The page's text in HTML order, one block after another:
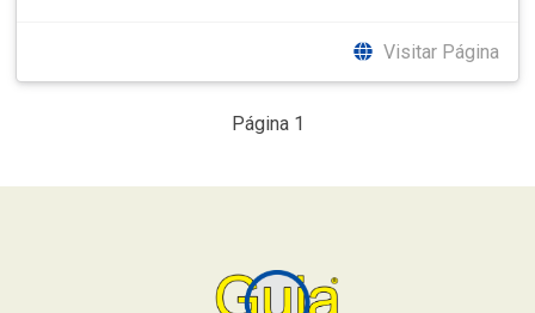
Visitar Página
Página 1